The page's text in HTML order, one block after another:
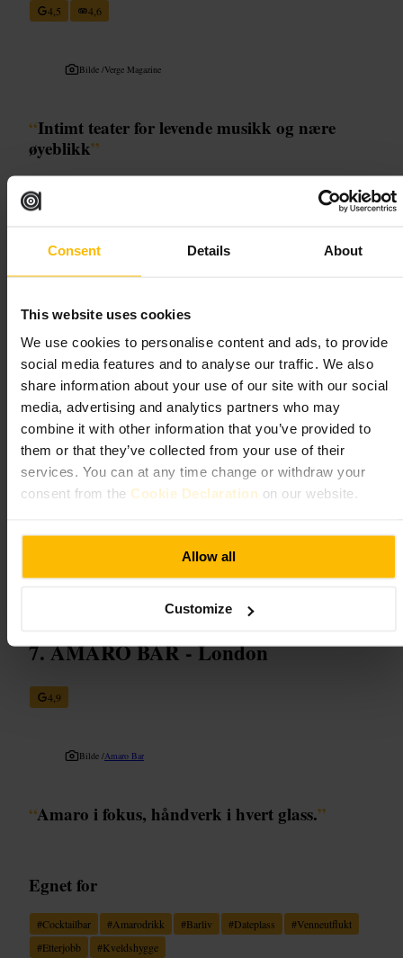
Consent Details About
This website uses cookies
We use cookies to personalise content and ads, to provide
social media features and to analyse our traffic. We also
share information about your use of our site with our social
media, advertising and analytics partners who may
combine it with other information that you’ve provided to
them or that they’ve collected from your use of their
services. You can at any time change or withdraw your
consent from the Cookie Declaration on our website.
Allow all
Customize
4,5
4,6
Bilde /Verge Magazine
“Intimt teater for levende musikk og nære
øyeblikk”
Egnet for
Teater #Livemusikk #Kveldsunderholdning
#Uavhengigscene #Kulturkveld
Hva du kan forvente
En kompakt sal med uformell stemning og nærhet til scenen.
Forestillingene kan være akustiske konserter, småskala teater eller
annen underholdning. Publikum er ofte engasjert, lydnivået varierer
etter type arrangement, og atmosfæren føles personlig framfor storslått.
Planlegg ditt besøk
ståplass ut fra hva som passer deg. Kle deg etter kveldens karakter, og
les praktisk informasjon fra arrangøren før du drar.
http://thelostestate.com/
AMARO BAR - London
4,9
Bilde /Amaro Bar
“Amaro i fokus, håndverk i hvert glass.”
Egnet for
#Cocktailbar #Amarodrikk #Barliv #Dateplass #Venneutflukt
#Etterjobb #Kveldshygge